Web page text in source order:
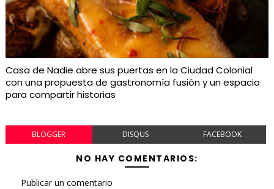
Casa de Nadie abre sus puertas en la Ciudad Colonial
con una propuesta de gastronomía fusión y un espacio
para compartir historias
BLOGGER DISQUS FACEBOOK
NO HAY COMENTARIOS:
Publicar un comentario